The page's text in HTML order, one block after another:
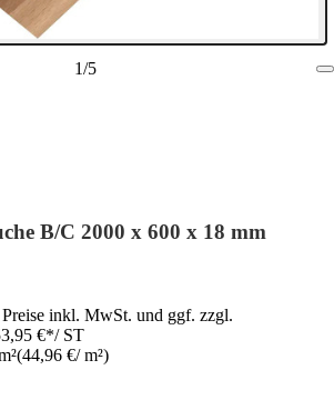
1/5
B/C 2000 x 600 x 18 mm
inkl. MwSt. und ggf. zzgl.
€*/ ST
(44,96 €/ m²)